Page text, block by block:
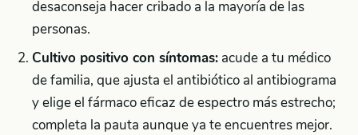
desaconseja hacer cribado a la mayoría de las
personas.
Cultivo positivo con síntomas: acude a tu médico
de familia, que ajusta el antibiótico al antibiograma
y elige el fármaco eficaz de espectro más estrecho;
completa la pauta aunque ya te encuentres mejor.